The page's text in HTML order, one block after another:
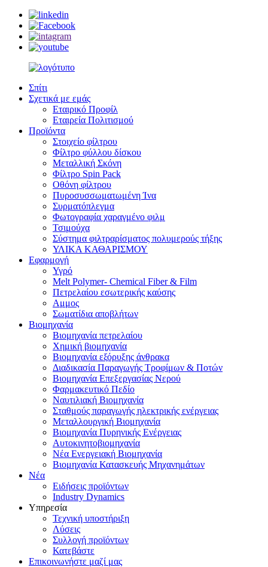
Σπίτι
Σχετικά με εμάς
Εταιρικό Προφίλ
Εταιρεία Πολιτισμού
Προϊόντα
Στοιχείο φίλτρου
Φίλτρο φύλλου δίσκου
Μεταλλική Σκόνη
Φίλτρο Spin Pack
Οθόνη φίλτρου
Πυροσυσσωματωμένη Ίνα
Συρματόπλεγμα
Φωτογραφία χαραγμένο φιλμ
Τσιμούχα
Σύστημα φιλτραρίσματος πολυμερούς τήξης
ΥΛΙΚΑ ΚΑΘΑΡΙΣΜΟΥ
Εφαρμογή
Υγρό
Melt Polymer- Chemical Fiber & Film
Πετρελαίου εσωτερικής καύσης
Αμμος
Σωματίδια αποβλήτων
Βιομηχανία
Βιομηχανία πετρελαίου
Χημική βιομηχανία
Βιομηχανία εξόρυξης άνθρακα
Διαδικασία Παραγωγής Τροφίμων & Ποτών
Βιομηχανία Επεξεργασίας Νερού
Φαρμακευτικό Πεδίο
Ναυτιλιακή Βιομηχανία
Σταθμούς παραγωγής ηλεκτρικής ενέργειας
Μεταλλουργική Βιομηχανία
Βιομηχανία Πυρηνικής Ενέργειας
Αυτοκινητοβιομηχανία
Νέα Ενεργειακή Βιομηχανία
Βιομηχανία Κατασκευής Μηχανημάτων
Νέα
Ειδήσεις προϊόντων
Industry Dynamics
Υπηρεσία
Τεχνική υποστήριξη
Λύσεις
Συλλογή προϊόντων
Κατεβάστε
Επικοινωνήστε μαζί μας